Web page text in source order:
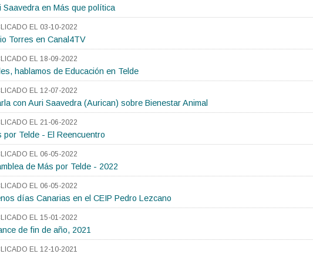
Saavedra en Más que política
EL 03-10-2022
Torres en Canal4TV
EL 18-09-2022
hablamos de Educación en Telde
EL 12-07-2022
con Auri Saavedra (Aurican) sobre Bienestar Animal
EL 21-06-2022
por Telde - El Reencuentro
EL 06-05-2022
de Más por Telde - 2022
EL 06-05-2022
días Canarias en el CEIP Pedro Lezcano
EL 15-01-2022
de fin de año, 2021
EL 12-10-2021